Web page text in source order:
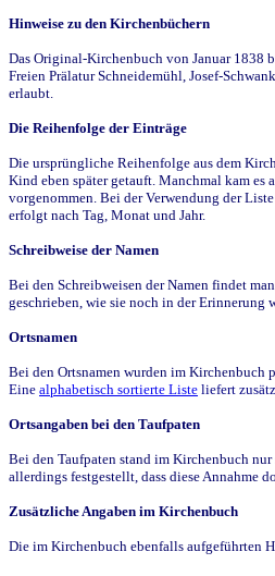
Hinweise zu den Kirchenbüchern
Das Original-Kirchenbuch von Januar 1838
Freien Prälatur Schneidemühl, Josef-
erlaubt.
Die Reihenfolge der Einträge
Die ursprüngliche Reihenfolge aus dem
Kind eben später getauft. Manchmal kam es
vorgenommen. Bei der Verwendung der
erfolgt nach Tag, Monat und Jahr.
Schreibweise der Namen
Bei den Schreibweisen der Namen findet
geschrieben, wie sie noch in der Erinnerung
Ortsnamen
Bei den Ortsnamen wurden im Kirchenbuch
Eine alphabetisch sortierte Liste liefert
Ortsangaben bei den Taufpaten
Bei den Taufpaten stand im Kirchenbuch
allerdings festgestellt, dass diese Annahme
Zusätzliche Angaben im Kirchenbuch
Die im Kirchenbuch ebenfalls aufgeführten